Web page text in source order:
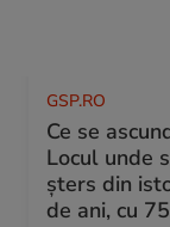
GSP.RO
Ce se
Locul unde
șters din
de ani, cu